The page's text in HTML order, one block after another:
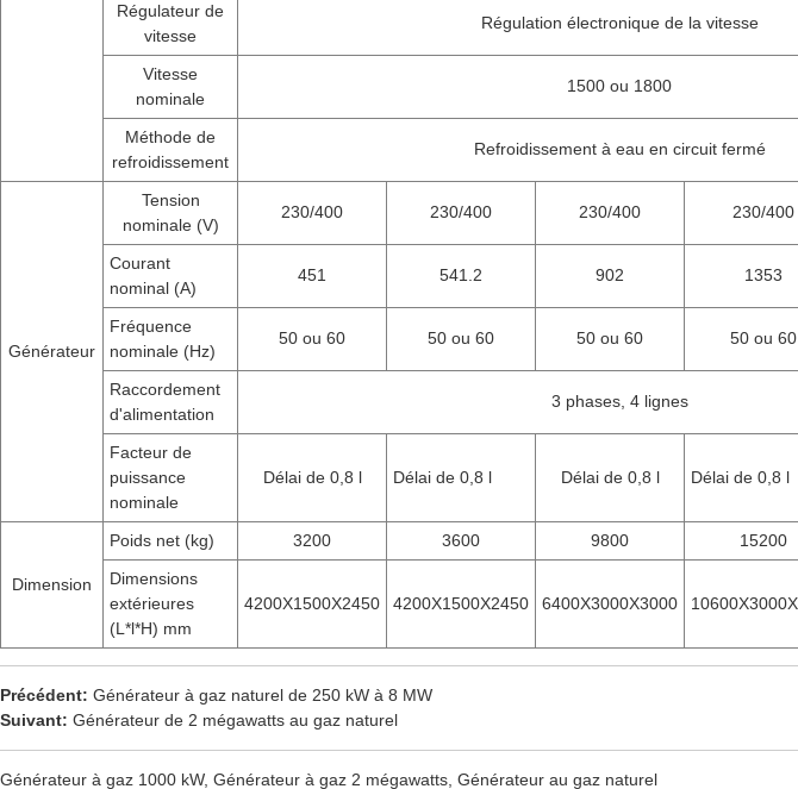
Régulateur de
vitesse
Régulation électronique de la vitesse
Vitesse
nominale
1500 ou 1800
Méthode de
refroidissement
Refroidissement à eau en circuit fermé
Générateur
Tension
nominale (V)
230/400 230/400 230/400 230/400
Courant
nominal (A)
451 541.2 902 1353
Fréquence
nominale (Hz)
50 ou 60 50 ou 60 50 ou 60 50 ou 60
Raccordement
d'alimentation
3 phases, 4 lignes
Facteur de
puissance
nominale
Délai de 0,8 l Délai de 0,8 l Délai de 0,8 l Délai de 0,8 l
Dimension
Poids net (kg) 3200 3600 9800 15200
Dimensions
extérieures
(L*l*H) mm
4200X1500X2450 4200X1500X2450 6400X3000X3000
Précédent: Générateur à gaz naturel de 250 kW à 8 MW
Suivant: Générateur de 2 mégawatts au gaz naturel
Générateur à gaz 1000 kW, Générateur à gaz 2 mégawatts, Générateur au gaz naturel